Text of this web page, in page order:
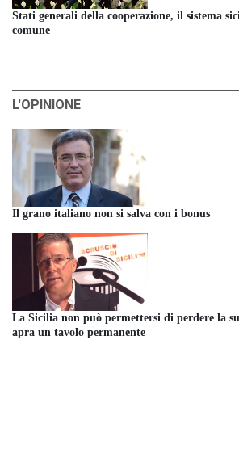
Stati generali della cooperazione, il sistema
comune
L'OPINIONE
Il grano italiano non si salva con i bonus
La Sicilia non può permettersi di perdere la
apra un tavolo permanente